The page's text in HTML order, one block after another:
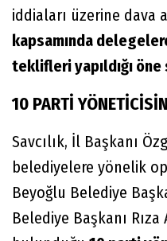
iddiaları üzerine dava
kapsamında
teklifleri yapıldığı
10 PARTİ
Savcılık, İl Başkanı
belediyelere yönelik
Beyoğlu Belediye
Belediye Başkanı